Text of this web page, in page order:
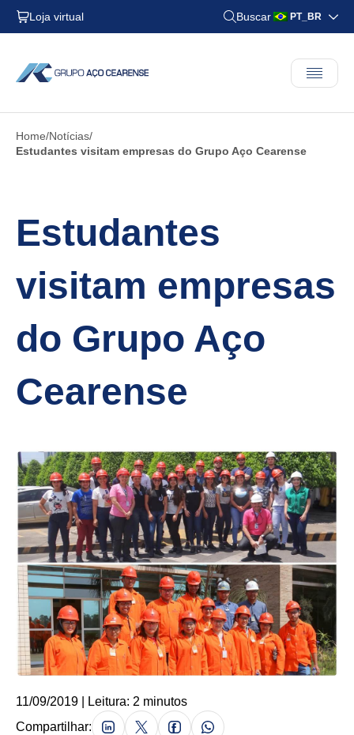
Loja virtual Buscar PT_BR
Home Notícias
Estudantes visitam empresas do Grupo Aço Cearense
Estudantes
visitam empresas
do Grupo Aço
Cearense
11/09/2019 | Leitura: 2 minutos
Compartilhar: